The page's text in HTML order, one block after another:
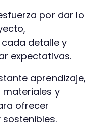
por dar lo
detalle y
expectativas.
aprendizaje,
materiales y
ofrecer